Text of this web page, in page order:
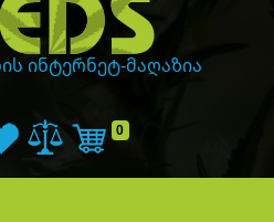
ინტერნეტ-მაღაზია
Cart
0